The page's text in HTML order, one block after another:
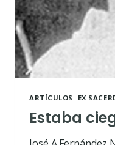
ARTÍCULOS | EX
Estaba